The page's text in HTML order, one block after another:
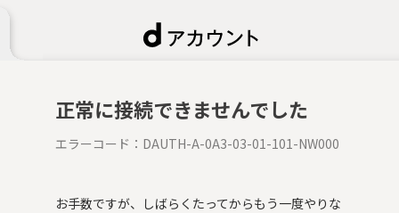
正常に接続できませんでした
エラーコード： DAUTH-A-0A3-03-01-101-NW000
お手数ですが、しばらくたってからもう一度やりな